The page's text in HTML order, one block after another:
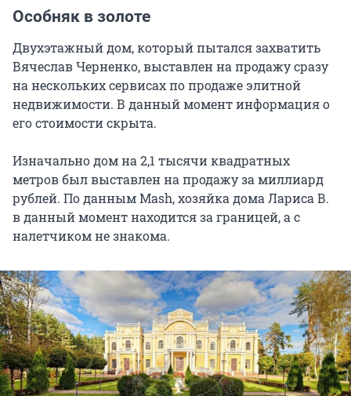
Особняк в золоте
Двухэтажный дом, который пытался захватить
Вячеслав Черненко, выставлен на продажу сразу
на нескольких сервисах по продаже элитной
недвижимости. В данный момент информация о
его стоимости скрыта.
Изначально дом на 2,1 тысячи квадратных
метров был выставлен на продажу за миллиард
рублей. По данным Mash, хозяйка дома Лариса В.
в данный момент находится за границей, а с
налетчиком не знакома.